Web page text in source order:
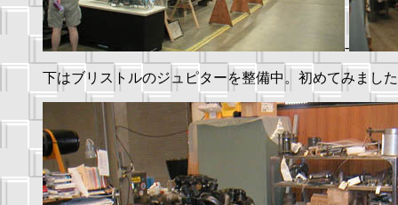
-
下はブリストルのジュピターを整備中。初めてみまし